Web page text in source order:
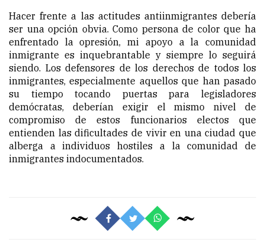
Hacer frente a las actitudes antiinmigrantes debería
ser una opción obvia. Como persona de color que ha
enfrentado la opresión, mi apoyo a la comunidad
inmigrante es inquebrantable y siempre lo seguirá
siendo. Los defensores de los derechos de todos los
inmigrantes, especialmente aquellos que han pasado
su tiempo tocando puertas para legisladores
demócratas, deberían exigir el mismo nivel de
compromiso de estos funcionarios electos que
entienden las dificultades de vivir en una ciudad que
alberga a individuos hostiles a la comunidad de
inmigrantes indocumentados.